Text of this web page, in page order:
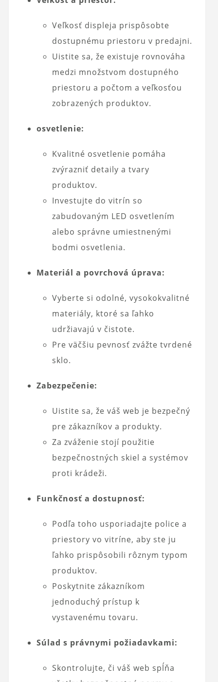
Veľkosť displeja prispôsobte
dostupnému priestoru v predajni.
Uistite sa, že existuje rovnováha
medzi množstvom dostupného
priestoru a počtom a veľkosťou
zobrazených produktov.
osvetlenie:
Kvalitné osvetlenie pomáha
zvýrazniť detaily a tvary
produktov.
Investujte do vitrín so
zabudovaným LED osvetlením
alebo správne umiestnenými
bodmi osvetlenia.
Materiál a povrchová úprava:
Vyberte si odolné, vysokokvalitné
materiály, ktoré sa ľahko
udržiavajú v čistote.
Pre väčšiu pevnosť zvážte tvrdené
sklo.
Zabezpečenie:
Uistite sa, že váš web je bezpečný
pre zákazníkov a produkty.
Za zváženie stojí použitie
bezpečnostných skiel a systémov
proti krádeži.
Funkčnosť a dostupnosť:
Podľa toho usporiadajte police a
priestory vo vitríne, aby ste ju
ľahko prispôsobili rôznym typom
produktov.
Poskytnite zákazníkom
jednoduchý prístup k
vystavenému tovaru.
Súlad s právnymi požiadavkami:
Skontrolujte, či váš web spĺňa